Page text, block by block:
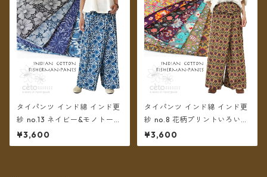
タイパンツ インド綿 インド更
紗 no.13 ネイビー&モノトーン
フラワープリント 3タイプ全4
カラー ロング丈【メール便送
¥3,600
タイパンツ インド綿 インド更
紗 no.8 花柄プリントいろいろ
7タイプ ロング丈【メール便送
料無料】
¥3,600